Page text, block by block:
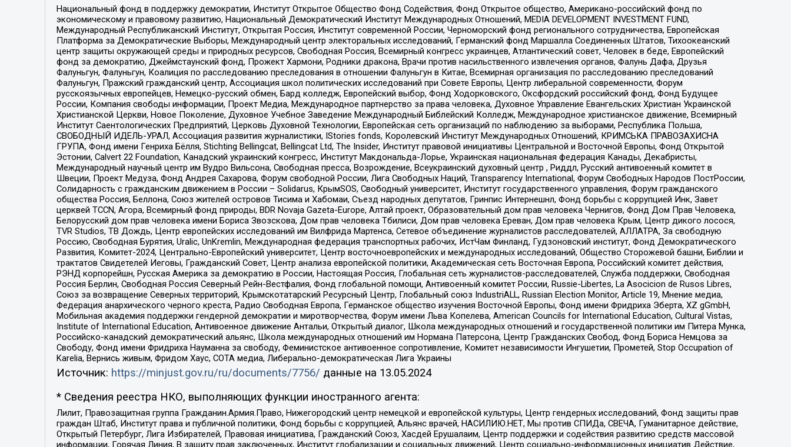
Национальный фонд в поддержку демократии, Институт Открытое Общество Фонд Содействия, Фонд Открытое общество, Американо-российский фонд по
экономическому и правовому развитию, Национальный Демократический Институт Международных Отношений, MEDIA DEVELOPMENT INVESTMENT FUND,
Международный Республиканский Институт, Открытая Россия, Институт современной России, Черноморский фонд регионального сотрудничества, Европейская
Платформа за Демократические Выборы, Международный центр электоральных исследований, Германский фонд Маршалла Соединенных Штатов, Тихоокеанский
центр защиты окружающей среды и природных ресурсов, Свободная Россия, Всемирный конгресс украинцев, Атлантический совет, Человек в беде, Европейский
фонд за демократию, Джеймстаунский фонд, Прожект Хармони, Родники дракона, Врачи против насильственного извлечения органов, Фалунь Дафа, Друзья
Фалуньгун, Фалуньгун, Коалиция по расследованию преследования в отношении Фалуньгун в Китае, Всемирная организация по расследованию преследований
Фалуньгун, Пражский гражданский центр, Ассоциация школ политических исследований при Совете Европы, Центр либеральной современности, Форум
русскоязычных европейцев, Немецко-русский обмен, Бард колледж, Европейский выбор, Фонд Ходорковского, Оксфордский российский фонд, Фонд Будущее
России, Компания свободы информации, Проект Медиа, Международное партнерство за права человека, Духовное Управление Евангельских Христиан Украинской
Христианской Церкви, Новое Поколение, Духовное Учебное Заведение Международный Библейский Колледж, Международное христианское движение, Всемирный
Институт Саентологических Предприятий, Церковь Духовной Технологии, Европейская сеть организаций по наблюдению за выборами, Республика Польша,
СВОБОДНЫЙ ИДЕЛЬ-УРАЛ, Ассоциация развития журналистики, IStories fonds, Королевский Институт Международных Отношений, КРИМСЬКА ПРАВОЗАХИСНА
ГРУПА, Фонд имени Генриха Бёлля, Stichting Bellingcat, Bellingcat Ltd, The Insider, Институт правовой инициативы Центральной и Восточной Европы, Фонд Открытой
Эстонии, Calvert 22 Foundation, Канадский украинский конгресс, Институт Макдональда-Лорье, Украинская национальная федерация Канады, Декабристы,
Международный научный центр им Вудро Вильсона, Свободная пресса, Возрождение, Всеукраинский духовный центр , Риддл, Русский антивоенный комитет в
Швеции, Проект Медуза, Фонд Андрея Сахарова, Форум свободной России, Лига Свободных Наций, Transparеncy International, Форум Свободных Народов ПостРоссии,
Солидарность с гражданским движением в России – Solidarus, КрымSOS, Свободный университет, Институт государственного управления, Форум гражданского
общества Россия, Беллона, Союз жителей островов Тисима и Хабомаи, Съезд народных депутатов, Гринпис Интернешнл, Фонд борьбы с коррупцией Инк, Завет
церквей TCCN, Агора, Всемирный фонд природы, BDR Novaja Gazeta-Europe, Алтай проект, Образовательный дом прав человека Чернигов, Фонд Дом Прав Человека,
Белорусский дом прав человека имени Бориса Звозскова, Дом прав человека Тбилиси, Дом прав человека Ереван, Дом прав человека Крым, Центр дикого лосося,
TVR Studios, ТВ Дождь, Центр европейских исследований им Вилфрида Мартенса, Сетевое объединение журналистов расследователей, АЛЛАТРА, За свободную
Россию, Свободная Бурятия, Uralic, UnKremlin, Международная федерация транспортных рабочих, ИстЧам Финланд, Гудзоновский институт, Фонд Демократического
Развития, Комитет-2024, Центрально-Европейский университет, Центр восточноевропейских и международных исследований, Общество Сторожевой башни, Библии и
трактатов Свидетелей Иеговы, Гражданский Совет, Центр анализа европейской политики, Академическая сеть Восточная Европа, Российский комитет действия,
РЭНД корпорейшн, Русская Америка за демократию в России, Настоящая Россия, Глобальная сеть журналистов-расследователей, Служба поддержки, Свободная
Россия Берлин, Свободная Россия Северный Рейн-Вестфалия, Фонд глобальной помощи, Антивоенный комитет России, Russie-Libertes, La Asocicion de Rusos Libres,
Союз за возвращение Северных территорий, Крымскотатарский Ресурсный Центр, Глобальный союз IndustriALL, Russian Election Monitor, Article 19, Мнение медиа,
Федерация анархического черного креста, Радио Свободная Европа, Германское общество изучения Восточной Европы, Фонд имени Фридриха Эберта, XZ gGmbH,
Мобильная академия поддержки гендерной демократии и миротворчества, Форум имени Льва Копелева, American Councils for International Education, Cultural Vistas,
Institute of International Education, Антивоенное движение Антальи, Открытый диалог, Школа международных отношений и государственной политики им Питера Мунка,
Российско-канадский демократический альянс, Школа международных отношений им Нормана Патерсона, Центр Гражданских Свобод, Фонд Бориса Немцова за
Свободу, Фонд имени Фридриха Науманна за свободу, Феминистское антивоенное сопротивление, Комитет независимости Ингушетии, Прометей, Stop Occupation of
Karelia, Вернись живым, Фридом Хаус, СОТА медиа, Либерально-демократическая Лига Украины
Источник: https://minjust.gov.ru/ru/documents/7756/ данные на 13.05.2024
* Сведения реестра НКО, выполняющих функции иностранного агента:
Лилит, Правозащитная группа Гражданин.Армия.Право, Нижегородский центр немецкой и европейской культуры, Центр гендерных исследований, Фонд защиты прав
граждан Штаб, Институт права и публичной политики, Фонд борьбы с коррупцией, Альянс врачей, НАСИЛИЮ.НЕТ, Мы против СПИДа, СВЕЧА, Гуманитарное действие,
Открытый Петербург, Лига Избирателей, Правовая инициатива, Гражданский Союз, Хасдей Ерушалаим, Центр поддержки и содействия развитию средств массовой
информации, Горячая Линия, В защиту прав заключенных, Институт глобализации и социальных движений, Центр социально-информационных инициатив Действие,